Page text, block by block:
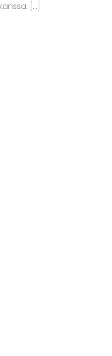
[…]